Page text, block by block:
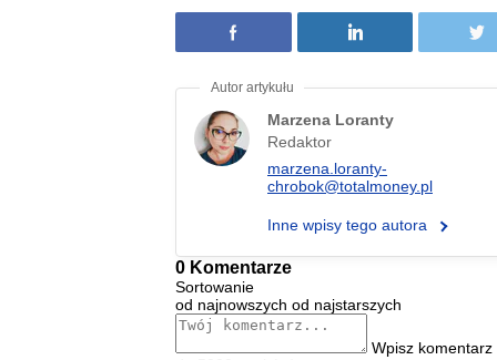
Marzena Loranty
Redaktor
marzena.loranty-
chrobok@totalmoney.pl
Inne wpisy tego autora
0 Komentarze
Sortowanie
od najnowszych od najstarszych
Wpisz komentarz